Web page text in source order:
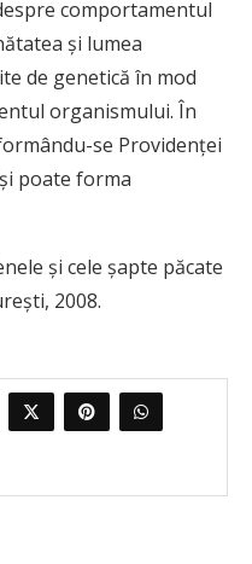
comportamentul
şi lumea
de genetică în mod
organismului. În
se Providenţei
poate forma
și cele șapte păcate
2008.